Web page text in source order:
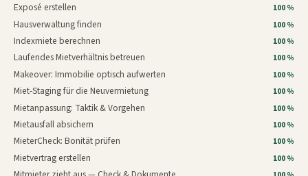
Exposé erstellen 100 %
Hausverwaltung finden 100 %
Indexmiete berechnen 100 %
Laufendes Mietverhältnis betreuen 100 %
Makeover: Immobilie optisch aufwerten 100 %
Miet-Staging für die Neuvermietung 100 %
Mietanpassung: Taktik & Vorgehen 100 %
Mietausfall absichern 100 %
MieterCheck: Bonität prüfen 100 %
Mietvertrag erstellen 100 %